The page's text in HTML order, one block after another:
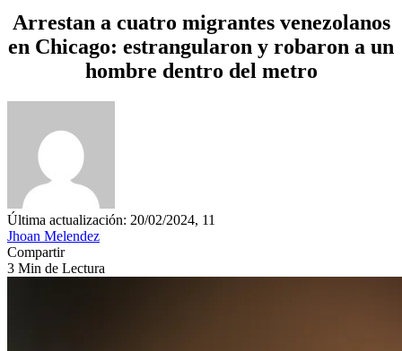
Arrestan a cuatro migrantes venezolanos
en Chicago: estrangularon y robaron a un
hombre dentro del metro
Última actualización: 20/02/2024, 11
Jhoan Melendez
Compartir
3 Min de Lectura